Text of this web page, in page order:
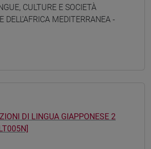
CULTURE E SOCIETÀ
DELL'AFRICA MEDITERRANEA -
DI LINGUA GIAPPONESE 2